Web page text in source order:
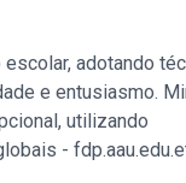
adotando
e entusiasmo.
utilizando
-